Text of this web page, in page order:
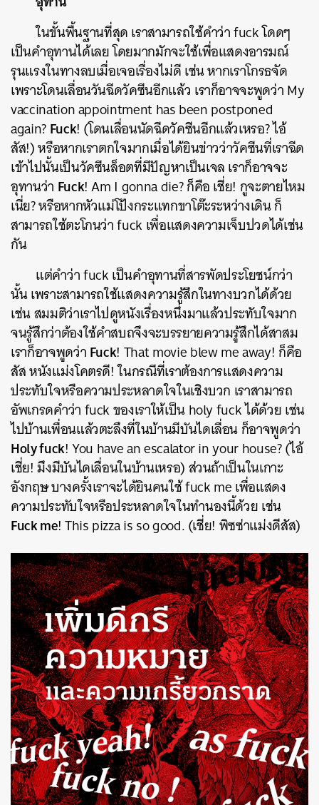
ในขั้นพื้นฐานที่สุด เราสามารถใช้คำว่า fuck โดดๆ
เป็นคำอุทานได้เลย โดยมากมักจะใช้เพื่อแสดงอารมณ์
รุนแรงในทางลบเมื่อเจอเรื่องไม่ดี เช่น หากเราโกรธจัด
เพราะโดนเลื่อนวันฉีดวัคซีนอีกแล้ว เราก็อาจจะพูดว่า My
vaccination appointment has been postponed
again?Fuck! (โดนเลื่อนนัดฉีดวัคซีนอีกแล้วเหรอ? ไอ้
สัส!) หรือหากเราตกใจมากเมื่อได้ยินข่าวว่าวัคซีนที่เราฉีด
เข้าไปนั้นเป็นวัคซีนล็อตที่มีปัญหาเป็นเจล เราก็อาจจะ
อุทานว่า Fuck! Am I gonna die? ก็คือ เชี่ย! กูจะตายไหม
เนี่ย? หรือหากหัวแม่โป้งกระแทกขาโต๊ะระหว่างเดิน ก็
สามารถใช้ตะโกนว่า fuck เพื่อแสดงความเจ็บปวดได้เช่น
กัน
แต่คำว่า fuck เป็นคำอุทานที่สารพัดประโยชน์กว่า
นั้น เพราะสามารถใช้แสดงความรู้สึกในทางบวกได้ด้วย
เช่น สมมติว่าเราไปดูหนังเรื่องหนึ่งมาแล้วประทับใจมาก
จนรู้สึกว่าต้องใช้คำสบถจึงจะบรรยายความรู้สึกได้สาสม
เราก็อาจพูดว่าFuck! That movie blew me away! ก็คือ
สัส หนังแม่งโคตรดี! ในกรณีที่เราต้องการแสดงความ
ประทับใจหรือความประหลาดใจในเชิงบวก เราสามารถ
อัพเกรดคำว่า fuck ของเราให้เป็น holy fuck ได้ด้วย เช่น
ไปบ้านเพื่อนแล้วตะลึงที่ในบ้านมีบันไดเลื่อน ก็อาจพูดว่า
Holy fuck! You have an escalator in your house? (ไอ้
เชี่ย! มึงมีบันไดเลื่อนในบ้านเหรอ) ส่วนถ้าเป็นในเกาะ
อังกฤษ บางครั้งเราจะได้ยินคนใช้ fuck me เพื่อแสดง
ความประทับใจหรือประหลาดใจในทำนองนี้ด้วย เช่น
Fuck me! This pizza is so good. (เชี่ย! พิซซ่าแม่งดีสัส)